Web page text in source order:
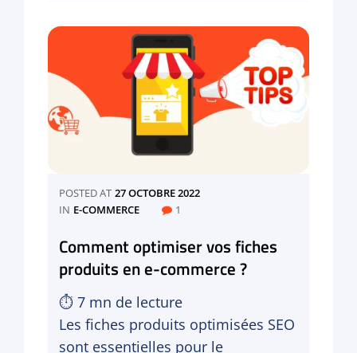
meilleur
taux
de
conversion
pour
votre
site
POSTED AT 27 OCTOBRE 2022
IN CATEGORIES
E-COMMERCE 1
Comment optimiser vos fiches
produits en e-commerce ?
⏱ 7 mn de lecture
Les fiches produits optimisées SEO
sont essentielles pour le